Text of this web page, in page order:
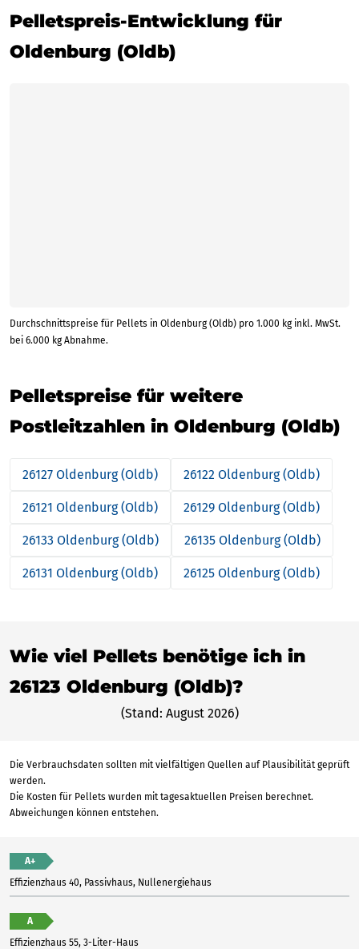
Pelletspreis-Entwicklung für
Oldenburg (Oldb)
Durchschnittspreise für Pellets in Oldenburg (Oldb) pro 1.000 kg inkl. MwSt.
bei 6.000 kg Abnahme.
Pelletspreise für weitere
Postleitzahlen in Oldenburg (Oldb)
26127 Oldenburg (Oldb) 26122 Oldenburg (Oldb)
26121 Oldenburg (Oldb) 26129 Oldenburg (Oldb)
26133 Oldenburg (Oldb) 26135 Oldenburg (Oldb)
26131 Oldenburg (Oldb) 26125 Oldenburg (Oldb)
Wie viel Pellets benötige ich in
26123 Oldenburg (Oldb)?
(Stand: August 2026)
Die Verbrauchsdaten sollten mit vielfältigen Quellen auf Plausibilität geprüft
werden.
Die Kosten für Pellets wurden mit tagesaktuellen Preisen berechnet.
Abweichungen können entstehen.
A+
Effizienzhaus 40, Passivhaus, Nullenergiehaus
A
Effizienzhaus 55, 3-Liter-Haus